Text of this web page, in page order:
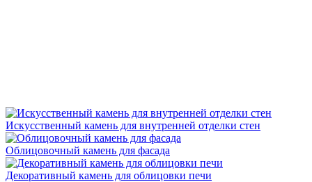
Искусственный камень для внутренней отделки стен
Облицовочный камень для фасада
Декоративный камень для облицовки печи